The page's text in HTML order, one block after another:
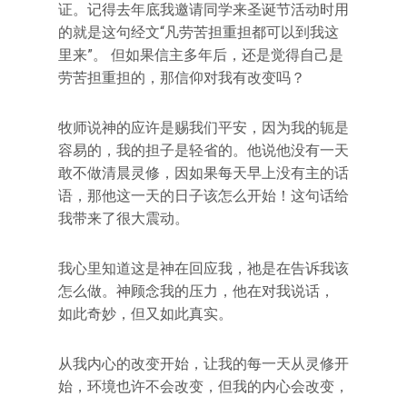
证。记得去年底我邀请同学来圣诞节活动时用
的就是这句经文“凡劳苦担重担都可以到我这
里来”。 但如果信主多年后，还是觉得自己是
劳苦担重担的，那信仰对我有改变吗？
牧师说神的应许是赐我们平安，因为我的轭是
容易的，我的担子是轻省的。他说他没有一天
敢不做清晨灵修，因如果每天早上没有主的话
语，那他这一天的日子该怎么开始！这句话给
我带来了很大震动。
我心里知道这是神在回应我，祂是在告诉我该
怎么做。神顾念我的压力，他在对我说话，
如此奇妙，但又如此真实。
从我内心的改变开始，让我的每一天从灵修开
始，环境也许不会改变，但我的内心会改变，